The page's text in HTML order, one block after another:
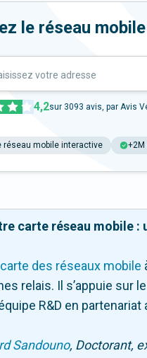
le réseau
votre adresse
4,2sur 3093 avis, par Avis
réseau mobile interactive +2M
carte réseau mobile
carte des réseaux mobile
relais. Il s’appuie sur
R&D en partenariat
Sandouno, Doctorant,